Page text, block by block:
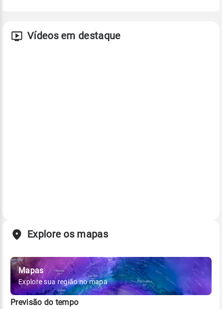
Vídeos em destaque
Explore os mapas
Mapas
Explore sua região no mapa
Previsão do tempo